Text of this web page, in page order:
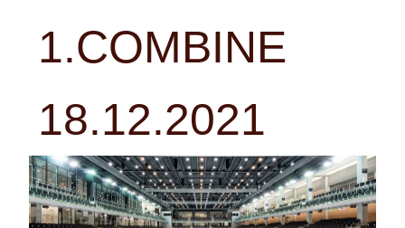
1.COMBINE
18.12.2021